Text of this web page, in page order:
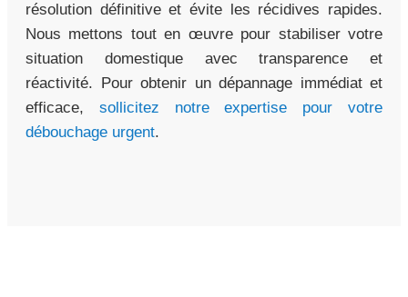
résolution définitive et évite les récidives rapides.
Nous mettons tout en œuvre pour stabiliser votre
situation domestique avec transparence et
réactivité. Pour obtenir un dépannage immédiat et
efficace, sollicitez notre expertise pour votre
débouchage urgent.